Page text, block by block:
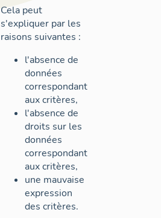
Cela peut
s'expliquer par les
raisons suivantes :
l'absence de
données
correspondant
aux critères,
l'absence de
droits sur les
données
correspondant
aux critères,
une mauvaise
expression
des critères.